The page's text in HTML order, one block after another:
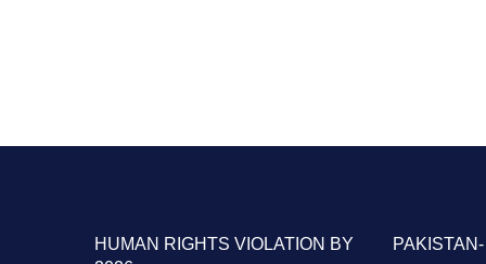
HUMAN RIGHTS VIOLATION BY PAKISTAN-